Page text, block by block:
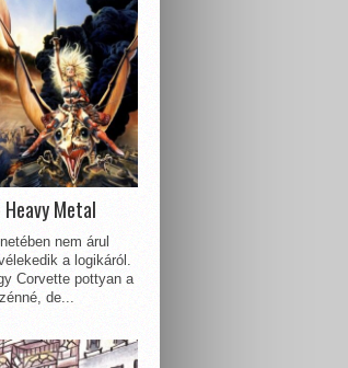
Metal
nem árul
a logikáról.
Corvette pottyan a
de...